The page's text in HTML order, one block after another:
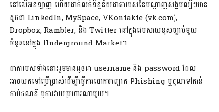
នៅលើអនឡាញ ហើយដាក់លក់ទិន្នន័យដាតាបេសនៃបណ្តាញសង្គមល្បីៗមាន
ដូចជា LinkedIn, MySpace, VKontakte (vk.com),
Dropbox, Rambler, និង Twitter នៅក្នុងវេបសាយខុសច្បាប់មួយ
ចំនួននៅក្នុង Underground Market។
ដាតាបេសទាំងនោះរួមមានដូចជា username និង password ដែល
អាចយកទៅប្រើប្រាស់ដើម្បីធ្វើការបោកបញ្ជោត Phishing ឬចូលទៅកាន់
កាប់គណនី ឬការវាយប្រហារណាមួយ។